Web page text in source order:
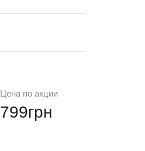
Цена по акции
799грн